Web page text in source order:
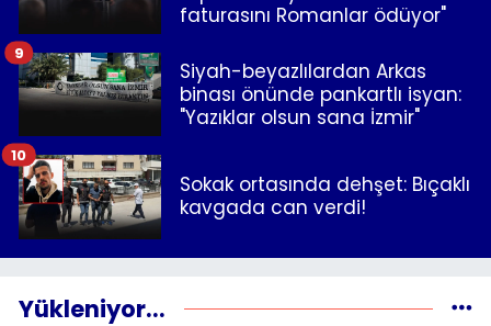
faturasını Romanlar ödüyor"
Siyah-beyazlılardan Arkas
binası önünde pankartlı isyan:
"Yazıklar olsun sana İzmir"
9
Sokak ortasında dehşet: Bıçaklı
kavgada can verdi!
10
Yükleniyor...